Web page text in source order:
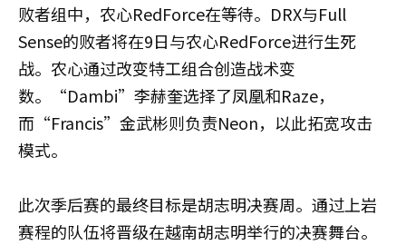
败者组中，农心RedForce在等待。DRX与Full
Sense的败者将在9日与农心RedForce进行生死
战。农心通过改变特工组合创造战术变
数。“Dambi”李赫奎选择了凤凰和Raze，
而“Francis”金武彬则负责Neon，以此拓宽攻击
模式。
此次季后赛的最终目标是胡志明决赛周。通过上岩
赛程的队伍将晋级在越南胡志明举行的决赛舞台。